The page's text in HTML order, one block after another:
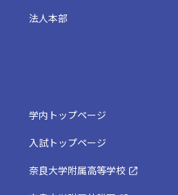
法人本部
学内トップページ
入試トップページ
奈良大学附属高等学校